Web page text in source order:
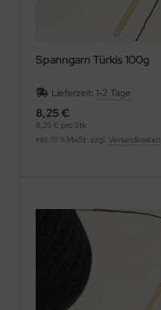
Spanngarn Türkis 100g
Lieferzeit: 1-2 Tage
8,25 €
8,25 € pro Stk
inkl. 19 % MwSt. zzgl. Versandkosten